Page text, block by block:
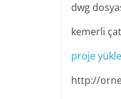
dwg
kemerli
proje yükle
http://